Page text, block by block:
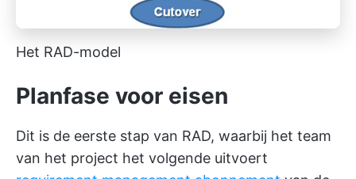
Het RAD-model
Planfase voor eisen
Dit is de eerste stap van RAD, waarbij het team
van het project het volgende uitvoert